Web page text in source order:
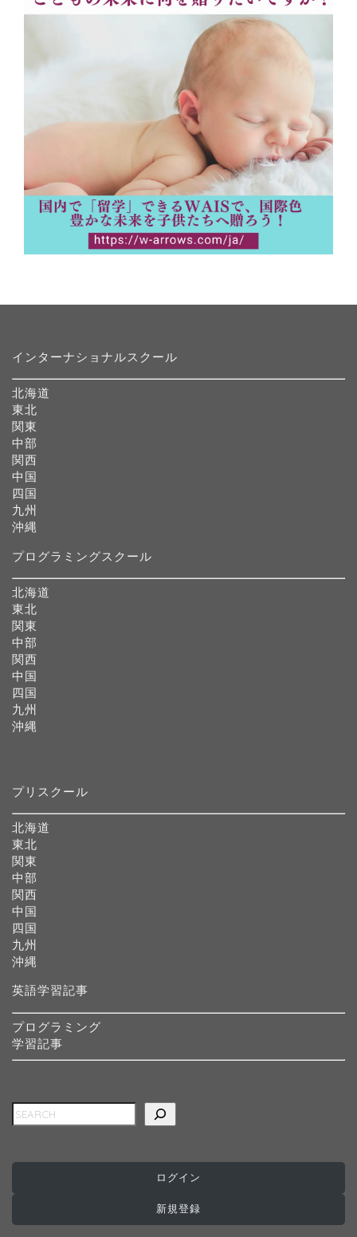
インターナショナルスクール
北海道
東北
関東
中部
関西
中国
四国
九州
沖縄
プログラミングスクール
北海道
東北
関東
中部
関西
中国
四国
九州
沖縄
プリスクール
北海道
東北
関東
中部
関西
中国
四国
九州
沖縄
英語学習記事
プログラミング
学習記事
検索
ログイン
新規登録